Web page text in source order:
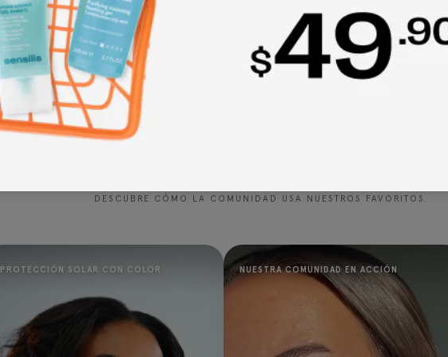
Sé el primero en escribir una reseña
Escribir una reseña
DESCUBRE CÓMO LA COMUNIDAD USA NUESTROS FAVORITOS.
PROTECCIÓN SOLAR CON COLOR NUESTRA COMUNIDAD EN ACCIÓN